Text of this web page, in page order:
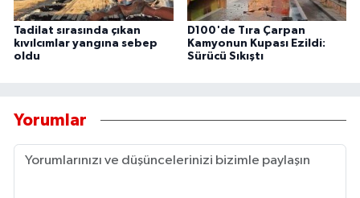
Tadilat sırasında çıkan
kıvılcımlar yangına sebep
oldu
D100'de Tıra Çarpan
Kamyonun Kupası Ezildi:
Sürücü Sıkıştı
Yorumlar